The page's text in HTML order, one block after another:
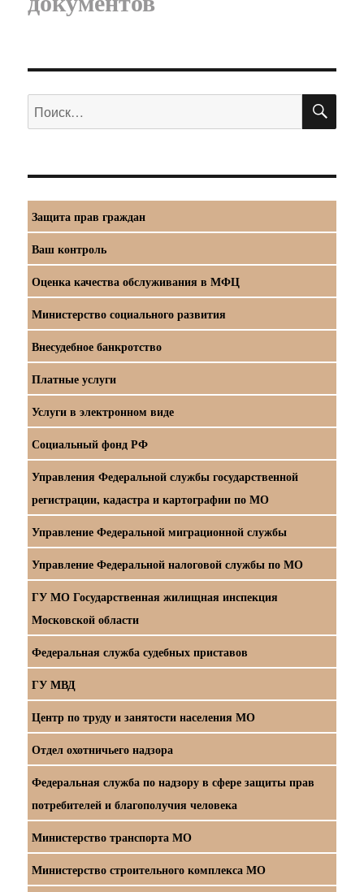
Искать:
Защита прав граждан
Ваш контроль
Оценка качества обслуживания в МФЦ
Министерство социального развития
Внесудебное банкротство
Платные услуги
Услуги в электронном виде
Социальный фонд РФ
Управления Федеральной службы государственной
регистрации, кадастра и картографии по МО
Управление Федеральной миграционной службы
Управление Федеральной налоговой службы по МО
ГУ МО Государственная жилищная инспекция
Московской области
Федеральная служба судебных приставов
ГУ МВД
Центр по труду и занятости населения МО
Отдел охотничьего надзора
Федеральная служба по надзору в сфере защиты прав
потребителей и благополучия человека
Министерство транспорта МО
Министерство строительного комплекса МО